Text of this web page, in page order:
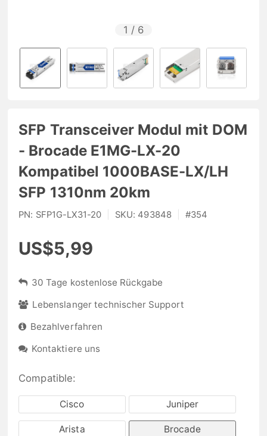
1 / 6
SFP Transceiver Modul mit DOM
- Brocade E1MG-LX-20
Kompatibel 1000BASE-LX/LH
SFP 1310nm 20km
PN: SFP1G-LX31-20 SKU: 493848 #354
US$5,99
30 Tage kostenlose Rückgabe
Lebenslanger technischer Support
Bezahlverfahren
Kontaktiere uns
Compatible:
Cisco Juniper
Arista Brocade